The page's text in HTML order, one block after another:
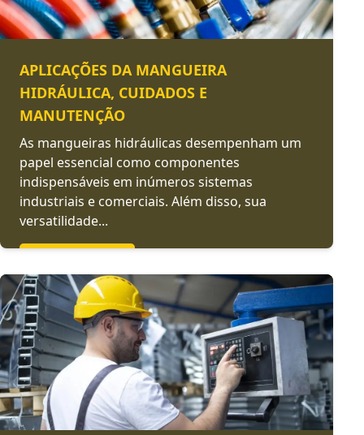
APLICAÇÕES DA MANGUEIRA
HIDRÁULICA, CUIDADOS E
MANUTENÇÃO
As mangueiras hidráulicas desempenham um
papel essencial como componentes
indispensáveis em inúmeros sistemas
industriais e comerciais. Além disso, sua
versatilidade...